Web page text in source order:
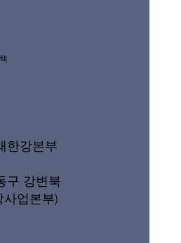
한강본부
구 강변북
사업본부)